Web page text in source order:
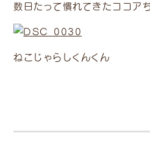
数日たって慣れてきたココア
ねこじゃらしくんくん